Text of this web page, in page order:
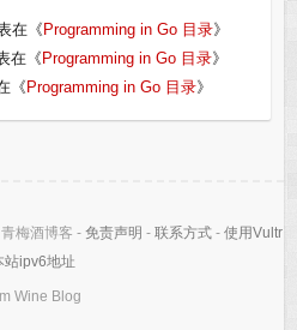
在《 Programming in Go 目录》
在《 Programming in Go 目录》
《 Programming in Go 目录》
青梅酒博客 - 免责声明 - 联系方式 - 使用Vultr
站ipv6地址
Wine Blog